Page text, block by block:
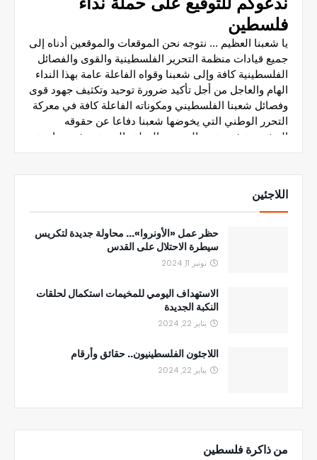
اللاجئين
حظر عمل «الأونروا»... محاولة جديدة لتكريس
سيطرة الاحتلال على القدس
نونبر 11, 2024
الاستهداف اليومي للمخيمات استكمال لحلقات
النكبة الجديدة
يناير 22, 2024
اللاجئون الفلسطينيون.. حقائق وأرقام
يناير 22, 2024
من ذاكرة فلسطين